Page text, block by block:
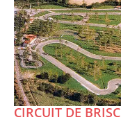
CIRCUIT DE